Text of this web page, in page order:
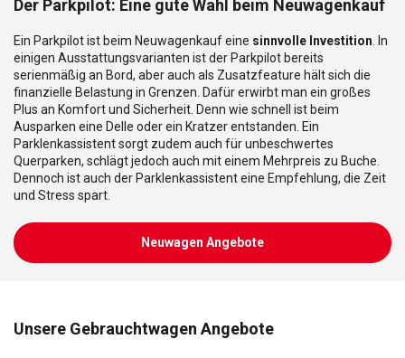
Der Parkpilot: Eine gute Wahl beim Neuwagenkauf
Ein Parkpilot ist beim Neuwagenkauf eine sinnvolle Investition . In
einigen Ausstattungsvarianten ist der Parkpilot bereits
serienmäßig an Bord, aber auch als Zusatzfeature hält sich die
finanzielle Belastung in Grenzen. Dafür erwirbt man ein großes
Plus an Komfort und Sicherheit. Denn wie schnell ist beim
Ausparken eine Delle oder ein Kratzer entstanden. Ein
Parklenkassistent sorgt zudem auch für unbeschwertes
Querparken, schlägt jedoch auch mit einem Mehrpreis zu Buche.
Dennoch ist auch der Parklenkassistent eine Empfehlung, die Zeit
und Stress spart.
Neuwagen Angebote
Unsere Gebrauchtwagen Angebote